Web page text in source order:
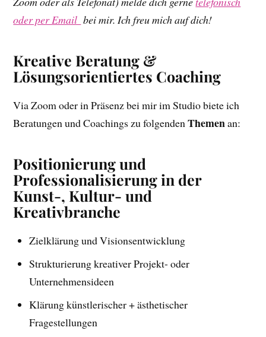
oder per Email bei mir. Ich freu mich auf dich!
Kreative Beratung &
Lösungsorientiertes Coaching
Via Zoom oder in Präsenz bei mir im Studio biete ich
Beratungen und Coachings zu folgendenThemenan:
Positionierung und
Professionalisierung in der
Kunst-, Kultur- und
Kreativbranche
Zielklärung und Visionsentwicklung
Strukturierung kreativer Projekt- oder
Unternehmensideen
Klärung künstlerischer + ästhetischer
Fragestellungen